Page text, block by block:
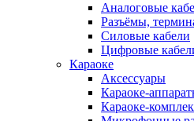
Аналоговые
Разъёмы,
Силовые кабели
Цифровые
Караоке
Аксессуары
Караоке-
Караоке-